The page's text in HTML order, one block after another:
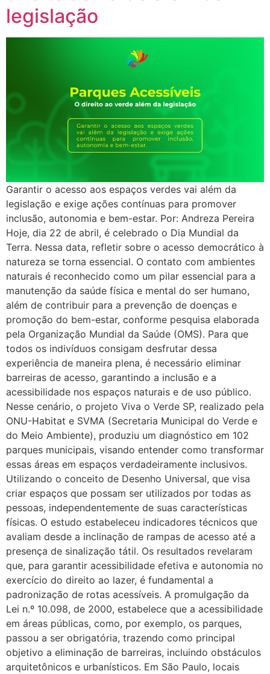
legislação
Garantir o acesso aos espaços verdes vai além da
legislação e exige ações contínuas para promover
inclusão, autonomia e bem-estar. Por: Andreza Pereira
Hoje, dia 22 de abril, é celebrado o Dia Mundial da
Terra. Nessa data, refletir sobre o acesso democrático à
natureza se torna essencial. O contato com ambientes
naturais é reconhecido como um pilar essencial para a
manutenção da saúde física e mental do ser humano,
além de contribuir para a prevenção de doenças e
promoção do bem-estar, conforme pesquisa elaborada
pela Organização Mundial da Saúde (OMS). Para que
todos os indivíduos consigam desfrutar dessa
experiência de maneira plena, é necessário eliminar
barreiras de acesso, garantindo a inclusão e a
acessibilidade nos espaços naturais e de uso público.
Nesse cenário, o projeto Viva o Verde SP, realizado pela
ONU-Habitat e SVMA (Secretaria Municipal do Verde e
do Meio Ambiente), produziu um diagnóstico em 102
parques municipais, visando entender como transformar
essas áreas em espaços verdadeiramente inclusivos.
Utilizando o conceito de Desenho Universal, que visa
criar espaços que possam ser utilizados por todas as
pessoas, independentemente de suas características
físicas. O estudo estabeleceu indicadores técnicos que
avaliam desde a inclinação de rampas de acesso até a
presença de sinalização tátil. Os resultados revelaram
que, para garantir acessibilidade efetiva e autonomia no
exercício do direito ao lazer, é fundamental a
padronização de rotas acessíveis. A promulgação da
Lei n.º 10.098, de 2000, estabelece que a acessibilidade
em áreas públicas, como, por exemplo, os parques,
passou a ser obrigatória, trazendo como principal
objetivo a eliminação de barreiras, incluindo obstáculos
arquitetônicos e urbanísticos. Em São Paulo, locais